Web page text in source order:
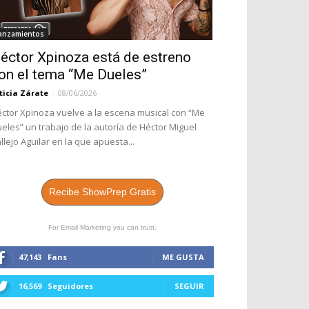
Xpinoza está de estreno
el tema “Me Dueles”
Zárate - 08/06/2026
Xpinoza vuelve a la escena musical con “Me
un trabajo de la autoría de Héctor Miguel
Aguilar en la que apuesta...
Recibe ShowPrep Gratis
For Email Marketing you can trust.
47,143 Fans ME GUSTA
16,569 Seguidores SEGUIR